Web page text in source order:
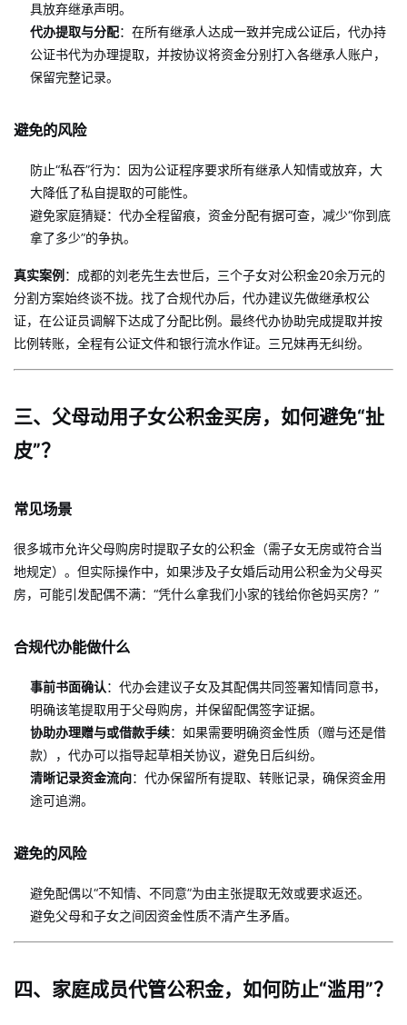
具放弃继承声明。
代办提取与分配：在所有继承人达成一致并完成公证后，代办持
公证书代为办理提取，并按协议将资金分别打入各继承人账户，
保留完整记录。
避免的风险
防止“私吞”行为：因为公证程序要求所有继承人知情或放弃，大
大降低了私自提取的可能性。
避免家庭猜疑：代办全程留痕，资金分配有据可查，减少“你到底
拿了多少”的争执。
真实案例 ：成都的刘老先生去世后，三个子女对公积金20余万元的
分割方案始终谈不拢。找了合规代办后，代办建议先做继承权公
证，在公证员调解下达成了分配比例。最终代办协助完成提取并按
比例转账，全程有公证文件和银行流水作证。三兄妹再无纠纷。
三、父母动用子女公积金买房，如何避免“扯
皮”？
常见场景
很多城市允许父母购房时提取子女的公积金（需子女无房或符合当
地规定）。但实际操作中，如果涉及子女婚后动用公积金为父母买
房，可能引发配偶不满：“凭什么拿我们小家的钱给你爸妈买房？”
合规代办能做什么
事前书面确认：代办会建议子女及其配偶共同签署知情同意书，
明确该笔提取用于父母购房，并保留配偶签字证据。
协助办理赠与或借款手续：如果需要明确资金性质（赠与还是借
款），代办可以指导起草相关协议，避免日后纠纷。
清晰记录资金流向：代办保留所有提取、转账记录，确保资金用
途可追溯。
避免的风险
避免配偶以“不知情、不同意”为由主张提取无效或要求返还。
避免父母和子女之间因资金性质不清产生矛盾。
四、家庭成员代管公积金，如何防止“滥用”？